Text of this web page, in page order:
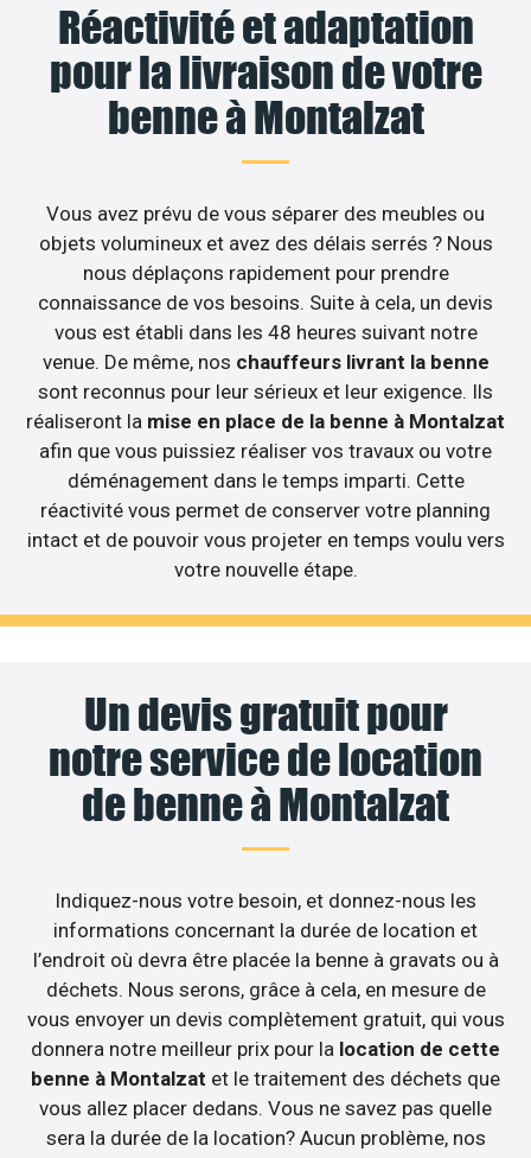
Réactivité et adaptation
pour la livraison de votre
benne à Montalzat
Vous avez prévu de vous séparer des meubles ou
objets volumineux et avez des délais serrés ? Nous
nous déplaçons rapidement pour prendre
connaissance de vos besoins. Suite à cela, un devis
vous est établi dans les 48 heures suivant notre
venue. De même, nos chauffeurs livrant la benne
sont reconnus pour leur sérieux et leur exigence. Ils
réaliseront la mise en place de la benne à Montalzat
afin que vous puissiez réaliser vos travaux ou votre
déménagement dans le temps imparti. Cette
réactivité vous permet de conserver votre planning
intact et de pouvoir vous projeter en temps voulu vers
votre nouvelle étape.
Un devis gratuit pour
notre service de location
de benne à Montalzat
Indiquez-nous votre besoin, et donnez-nous les
informations concernant la durée de location et
l’endroit où devra être placée la benne à gravats ou à
déchets. Nous serons, grâce à cela, en mesure de
vous envoyer un devis complètement gratuit, qui vous
donnera notre meilleur prix pour la location de cette
benne à Montalzat et le traitement des déchets que
vous allez placer dedans. Vous ne savez pas quelle
sera la durée de la location? Aucun problème, nos